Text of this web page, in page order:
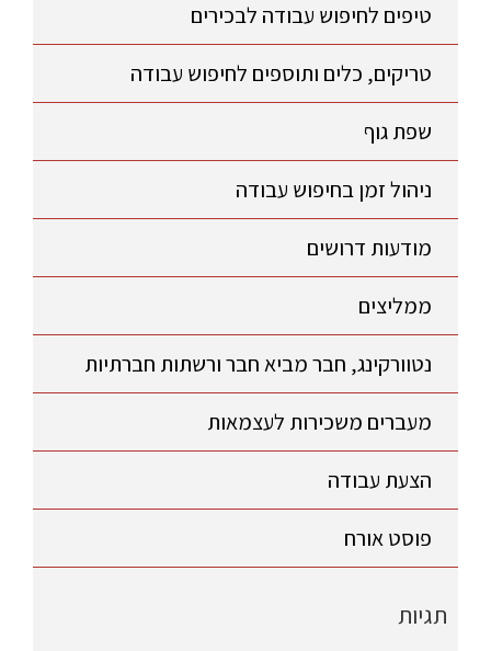
טיפים לחיפוש עבודה לבכירים
טריקים, כלים ותוספים לחיפוש עבודה
שפת גוף
ניהול זמן בחיפוש עבודה
מודעות דרושים
ממליצים
נטוורקינג, חבר מביא חבר ורשתות חברתיות
מעברים משכירות לעצמאות
הצעת עבודה
פוסט אורח
תגיות